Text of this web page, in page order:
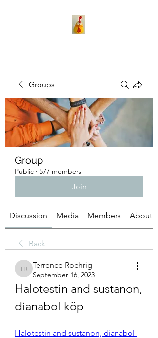
Groups
Group
Public · 577 members
Join
Discussion Media Members About
Back
Terrence Roehrig
Terrence Roehrig
September 16, 2023
Halotestin and sustanon,
dianabol köp
Halotestin and sustanon, dianabol